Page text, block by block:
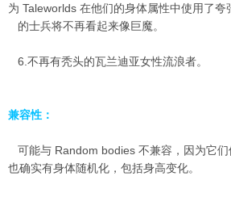
为 Taleworlds 在他们的身体属性中使用了夸
的士兵将不再看起来像巨魔。
6.不再有秃头的瓦兰迪亚女性流浪者。
兼容性：
可能与 Random bodies 不兼容，因为它们
也确实有身体随机化，包括身高变化。